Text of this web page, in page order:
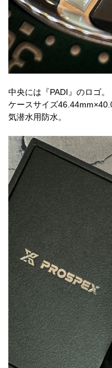
中央には『PADI』のロゴ。
ケースサイズ
気潜水用防水。